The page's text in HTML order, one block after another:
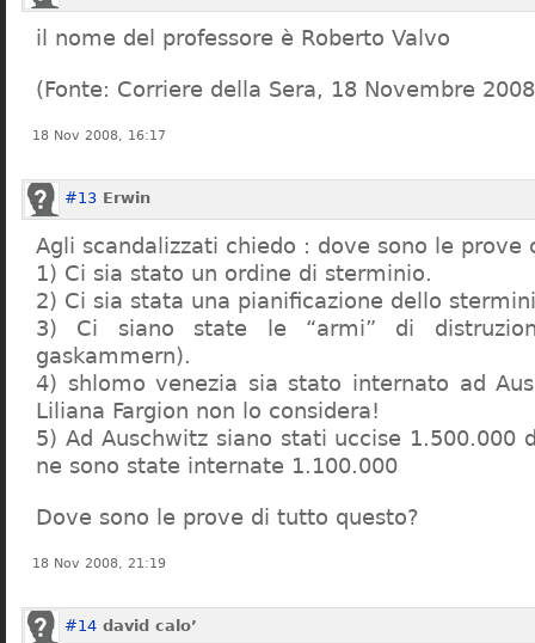
il nome del professore è Roberto Valvo
(Fonte: Corriere della Sera, 18 Novembre
18 Nov 2008, 16:17
#13 Erwin
Agli scandalizzati chiedo : dove sono le prove
1) Ci sia stato un ordine di sterminio.
2) Ci sia stata una pianificazione dello
3) Ci siano state le “armi” di
gaskammern).
4) shlomo venezia sia stato internato ad
Liliana Fargion non lo considera!
5) Ad Auschwitz siano stati uccise 1.500.000
ne sono state internate 1.100.000
Dove sono le prove di tutto questo?
18 Nov 2008, 21:19
#14 david calo’